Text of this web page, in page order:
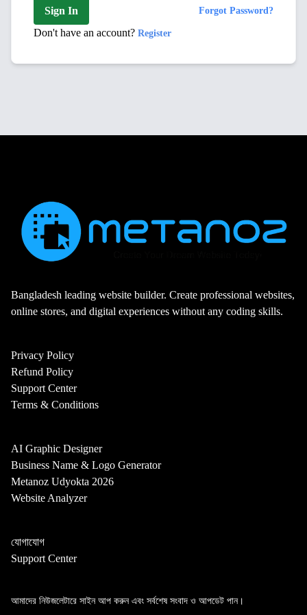
Sign In Forgot Password?
Don't have an account? Register
Bangladesh leading website builder. Create professional websites,
online stores, and digital experiences without any coding skills.
Privacy Policy
Refund Policy
Support Center
Terms & Conditions
AI Graphic Designer
Business Name & Logo Generator
Metanoz Udyokta 2026
Website Analyzer
যোগাযোগ
Support Center
আমাদের নিউজলেটারে সাইন আপ করুন এবং সর্বশেষ সংবাদ ও আপডেট পান।